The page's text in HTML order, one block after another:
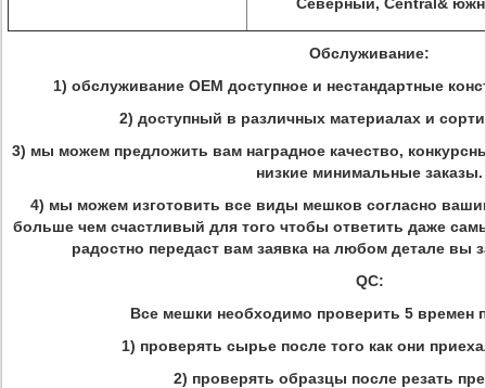
Обслуживание:
1) обслуживание OEM доступное и нестандартные
2) доступный в различных материалах и
3) мы можем предложить вам наградное качество,
низкие минимальные заказы.
4) мы можем изготовить все виды мешков согласно
больше чем счастливый для того чтобы ответить даже
радостно передаст вам заявка на любом детале вы
QC:
Все мешки необходимо проверить 5 времен
1) проверять сырье после того как они
2) проверять образцы после резать